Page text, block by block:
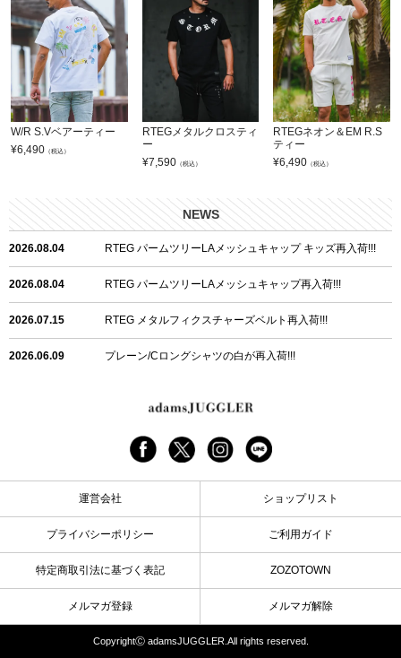
W/R S.Vベアーティー
¥6,490 （税込）
RTEGメタルクロスティ
ー
¥7,590（税込）
RTEGネオン＆EM R.S
ティー
¥6,490 （税込）
NEWS
2026.08.04 RTEG パームツリーLAメッシュキャップ キッズ再入荷!!!
2026.08.04 RTEG パームツリーLAメッシュキャップ再入荷!!!
2026.07.15 RTEG メタルフィクスチャーズベルト再入荷!!!
2026.06.09 プレーン/Cロングシャツの白が再入荷!!!
24/フリンジデニムロングパンツ再入荷!!!
G/グレーペイントデニムロングパンツ再入荷!!!
2026.04.23 I.W.D.Rデニムロングパンツ再入荷!!!
2026.04.23 ケミカルブラックデニムロングパンツ再入荷!!!
RTEG R.S&Dデニムロングパンツ再入荷!!!
RTEGO.Eショルダーバッグ入荷!!!
運営会社 ショップリスト
プライバシーポリシー ご利用ガイド
特定商取引法に基づく表記 ZOZOTOWN
メルマガ登録 メルマガ解除
CopyrightⒸ adamsJUGGLER.All rights reserved.